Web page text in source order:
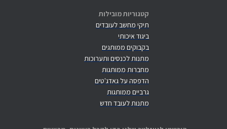
קטגוריות מובילות
תיקי מחשב לעובדים
ביגוד איכותי
בקבוקים ממותגים
מתנות לכנסים ותערוכות
מחברות ממותגות
הדפסה על גאדג'טים
גרביים ממותגות
מתנות לעובד חדש